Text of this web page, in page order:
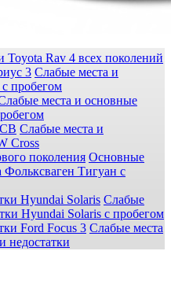
Toyota Rav 4 всех поколений
Слабые места и
пробегом
места и основные
Слабые места и
Cross
Основные
Фольксваген Тигуан с
Слабые
Hyundai Solaris с пробегом
Слабые места
недостатки